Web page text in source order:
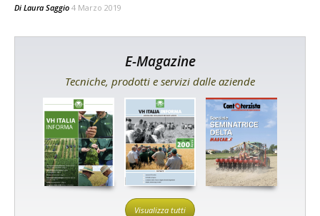
Di Laura Saggio 4 Marzo 2019
E-Magazine
Tecniche, prodotti e servizi dalle aziende
Visualizza tutti